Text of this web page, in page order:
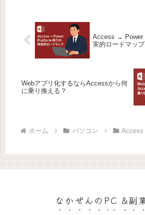
Access → Power
実的ロードマップ
Webアプリ化するならAccessから何
に乗り換える？
ホーム パソコン Access
なかぜんのPC &副